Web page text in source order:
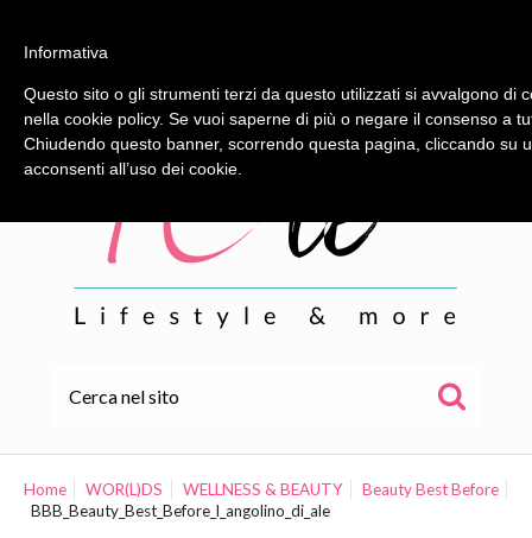
WOR(L)DS
Home WOR(L)DS WELLNESS & BEAUTY
Beauty Best Before
BBB_Beauty_Best_Before_l_angolino_di_ale
Informativa
Questo sito o gli strumenti terzi da questo utilizzati si avvalgono di
nella cookie policy. Se vuoi saperne di più o negare il consenso a
Chiudendo questo banner, scorrendo questa pagina, cliccando su
acconsenti all’uso dei cookie.